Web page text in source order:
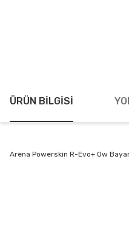
ÜRÜN BILGISI
Arena Powerskin R-Evo+ Ow